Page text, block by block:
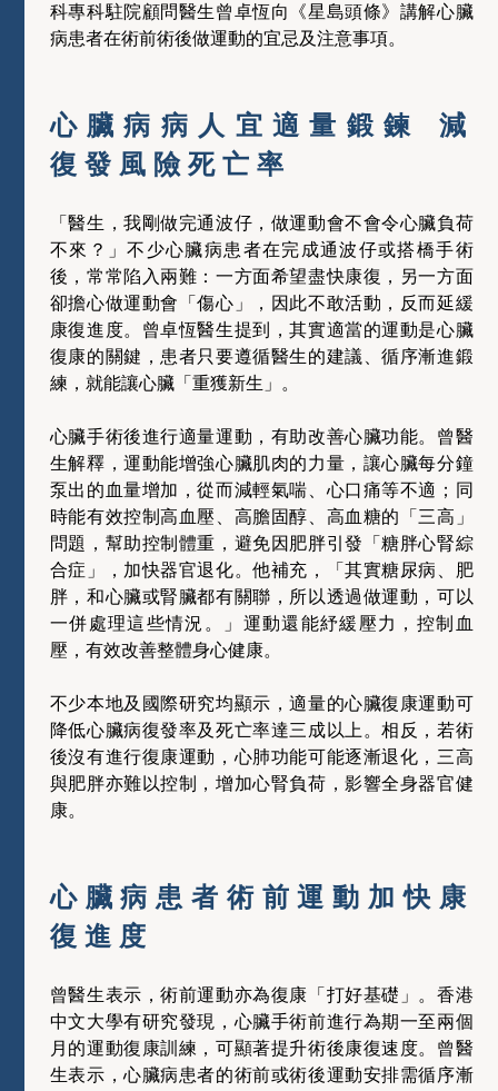
科專科駐院顧問醫生曾卓恆向《星島頭條》講解心臟
病患者在術前術後做運動的宜忌及注意事項。
心臟病病人宜適量鍛鍊 減
復發風險死亡率
「醫生，我剛做完通波仔，做運動會不會令心臟負荷
不來？」不少心臟病患者在完成通波仔或搭橋手術
後，常常陷入兩難：一方面希望盡快康復，另一方面
卻擔心做運動會「傷心」，因此不敢活動，反而延緩
康復進度。曾卓恆醫生提到，其實適當的運動是心臟
復康的關鍵，患者只要遵循醫生的建議、循序漸進鍛
練，就能讓心臟「重獲新生」。
心臟手術後進行適量運動，有助改善心臟功能。曾醫
生解釋，運動能增強心臟肌肉的力量，讓心臟每分鐘
泵出的血量增加，從而減輕氣喘、心口痛等不適；同
時能有效控制高血壓、高膽固醇、高血糖的「三高」
問題，幫助控制體重，避免因肥胖引發「糖胖心腎綜
合症」，加快器官退化。他補充，「其實糖尿病、肥
胖，和心臟或腎臟都有關聯，所以透過做運動，可以
一併處理這些情況。」運動還能紓緩壓力，控制血
壓，有效改善整體身心健康。
不少本地及國際研究均顯示，適量的心臟復康運動可
降低心臟病復發率及死亡率達三成以上。相反，若術
後沒有進行復康運動，心肺功能可能逐漸退化，三高
與肥胖亦難以控制，增加心腎負荷，影響全身器官健
康。
心臟病患者術前運動加快康
復進度
曾醫生表示，術前運動亦為復康「打好基礎」。香港
中文大學有研究發現，心臟手術前進行為期一至兩個
月的運動復康訓練，可顯著提升術後康復速度。曾醫
生表示，心臟病患者的術前或術後運動安排需循序漸